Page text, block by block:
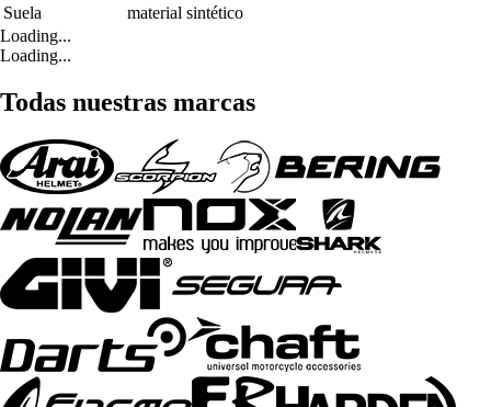
Suela
material sintético
Loading...
Loading...
Todas nuestras marcas